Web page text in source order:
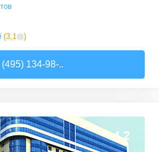
(3,1 )
(495) 134-98-..
4,2